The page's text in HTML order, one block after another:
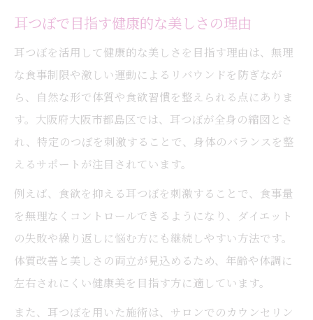
耳つぼで目指す健康的な美しさの理由
耳つぼを活用して健康的な美しさを目指す理由は、無理
な食事制限や激しい運動によるリバウンドを防ぎなが
ら、自然な形で体質や食欲習慣を整えられる点にありま
す。大阪府大阪市都島区では、耳つぼが全身の縮図とさ
れ、特定のつぼを刺激することで、身体のバランスを整
えるサポートが注目されています。
例えば、食欲を抑える耳つぼを刺激することで、食事量
を無理なくコントロールできるようになり、ダイエット
の失敗や繰り返しに悩む方にも継続しやすい方法です。
体質改善と美しさの両立が見込めるため、年齢や体調に
左右されにくい健康美を目指す方に適しています。
また、耳つぼを用いた施術は、サロンでのカウンセリン